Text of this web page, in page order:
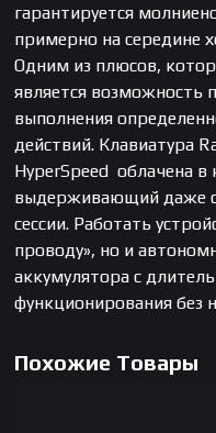
гарантируется
примерно на середине
Одним из плюсов,
является возможность
выполнения
действий. Клавиатура
HyperSpeed облачена в
выдерживающий даже
сессии. Работать
проводу», но и
аккумулятора с
функционирования без
Похожие Товары